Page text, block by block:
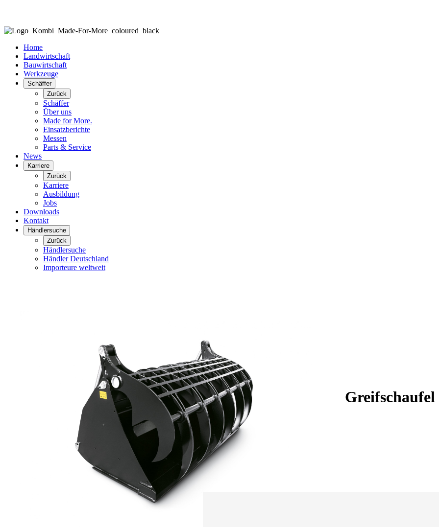
Home
Landwirtschaft
Bauwirtschaft
Werkzeuge
Schäffer
Zurück
Schäffer
Über uns
Made for More.
Einsatzberichte
Messen
Parts & Service
News
Karriere
Zurück
Karriere
Ausbildung
Jobs
Downloads
Kontakt
Händlersuche
Zurück
Händlersuche
Händler Deutschland
Importeure weltweit